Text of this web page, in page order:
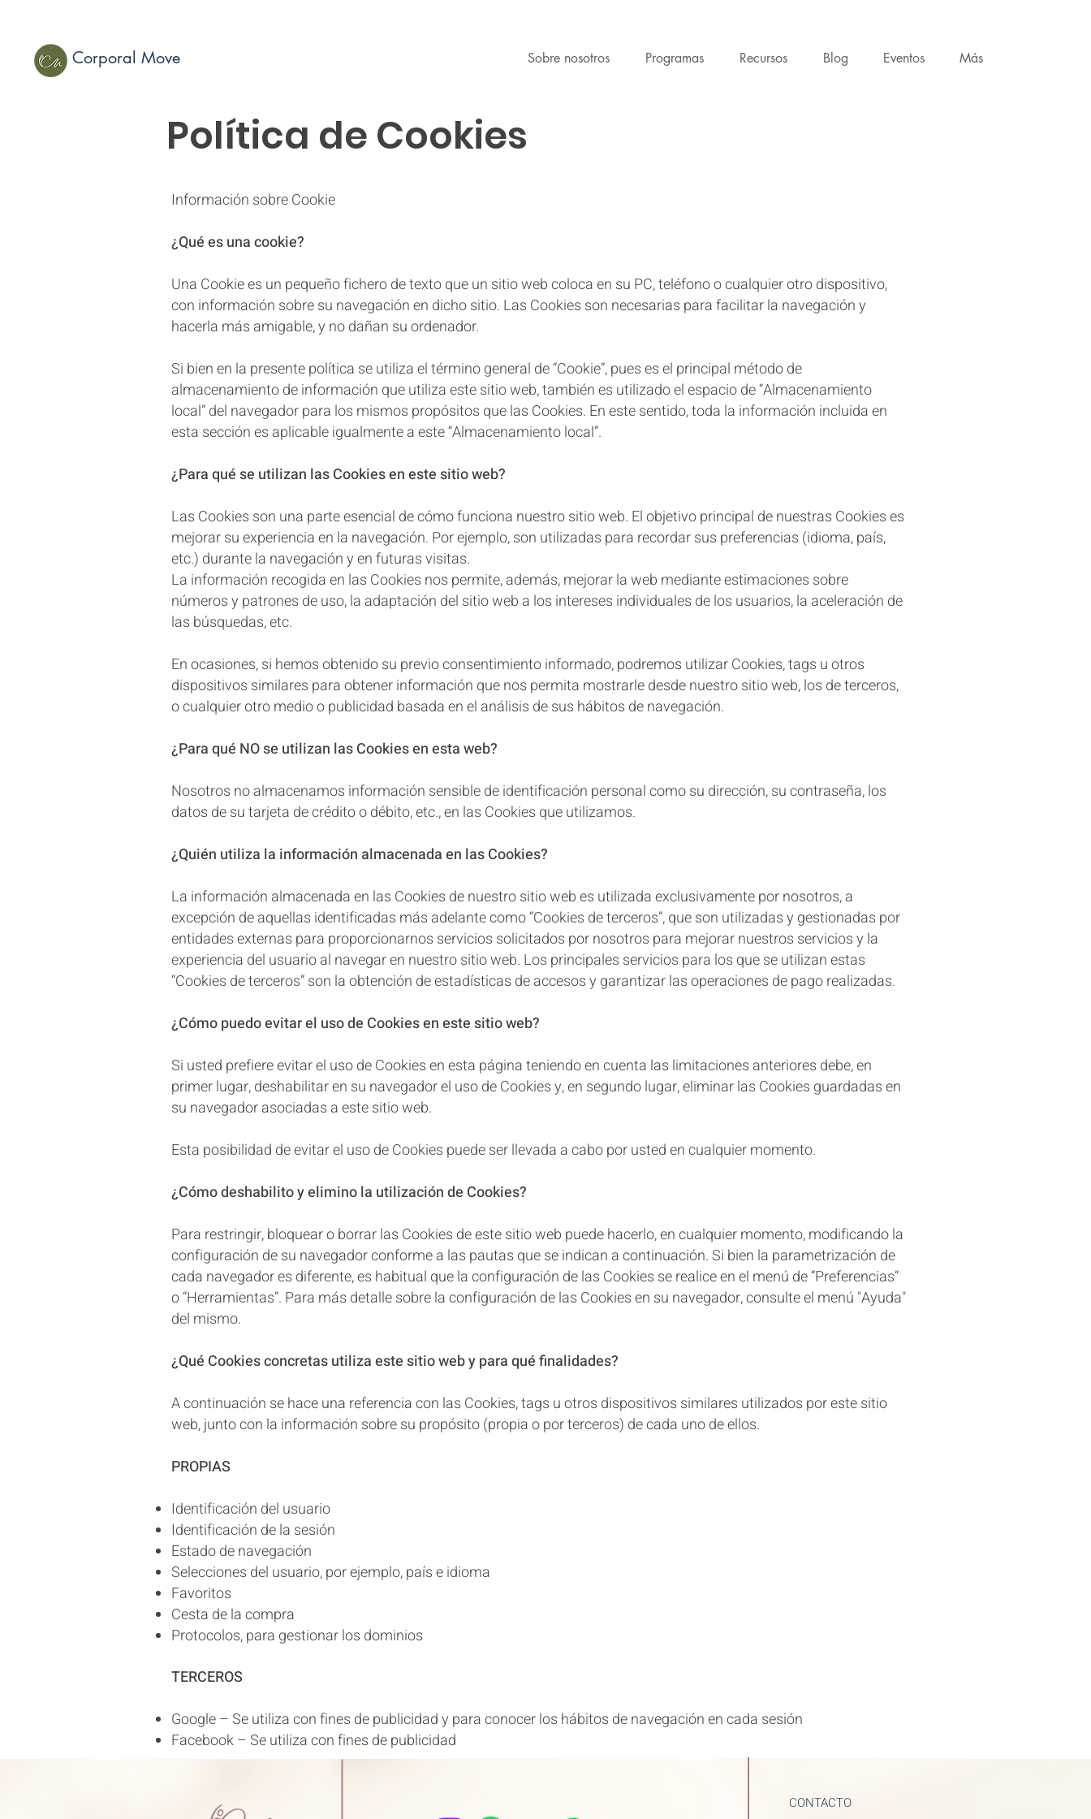
Corporal Move Sobre nosotros Programas Recursos Blog Eventos Más
Política de Cookies
Información sobre Cookie
¿Qué es una cookie?
Una Cookie es un pequeño fichero de texto que un sitio web coloca en su PC, teléfono o cualquier otro dispositivo,
con información sobre su navegación en dicho sitio. Las Cookies son necesarias para facilitar la navegación y
hacerla más amigable, y no dañan su ordenador.
Si bien en la presente política se utiliza el término general de “Cookie”, pues es el principal método de
almacenamiento de información que utiliza este sitio web, también es utilizado el espacio de “Almacenamiento
local” del navegador para los mismos propósitos que las Cookies. En este sentido, toda la información incluida en
esta sección es aplicable igualmente a este “Almacenamiento local”.
¿Para qué se utilizan las Cookies en este sitio web?
Las Cookies son una parte esencial de cómo funciona nuestro sitio web. El objetivo principal de nuestras Cookies es
mejorar su experiencia en la navegación. Por ejemplo, son utilizadas para recordar sus preferencias (idioma, país,
etc.) durante la navegación y en futuras visitas.
La información recogida en las Cookies nos permite, además, mejorar la web mediante estimaciones sobre
números y patrones de uso, la adaptación del sitio web a los intereses individuales de los usuarios, la aceleración de
las búsquedas, etc.
En ocasiones, si hemos obtenido su previo consentimiento informado, podremos utilizar Cookies, tags u otros
dispositivos similares para obtener información que nos permita mostrarle desde nuestro sitio web, los de terceros,
o cualquier otro medio o publicidad basada en el análisis de sus hábitos de navegación.
¿Para qué NO se utilizan las Cookies en esta web?
Nosotros no almacenamos información sensible de identificación personal como su dirección, su contraseña, los
datos de su tarjeta de crédito o débito, etc., en las Cookies que utilizamos.
¿Quién utiliza la información almacenada en las Cookies?
La información almacenada en las Cookies de nuestro sitio web es utilizada exclusivamente por nosotros, a
excepción de aquellas identificadas más adelante como “Cookies de terceros”, que son utilizadas y gestionadas por
entidades externas para proporcionarnos servicios solicitados por nosotros para mejorar nuestros servicios y la
experiencia del usuario al navegar en nuestro sitio web. Los principales servicios para los que se utilizan estas
“Cookies de terceros” son la obtención de estadísticas de accesos y garantizar las operaciones de pago realizadas.
¿Cómo puedo evitar el uso de Cookies en este sitio web?
Si usted prefiere evitar el uso de Cookies en esta página teniendo en cuenta las limitaciones anteriores debe, en
primer lugar, deshabilitar en su navegador el uso de Cookies y, en segundo lugar, eliminar las Cookies guardadas en
su navegador asociadas a este sitio web.
Esta posibilidad de evitar el uso de Cookies puede ser llevada a cabo por usted en cualquier momento.
¿Cómo deshabilito y elimino la utilización de Cookies?
Para restringir, bloquear o borrar las Cookies de este sitio web puede hacerlo, en cualquier momento, modificando la
configuración de su navegador conforme a las pautas que se indican a continuación. Si bien la parametrización de
cada navegador es diferente, es habitual que la configuración de las Cookies se realice en el menú de “Preferencias”
o “Herramientas”. Para más detalle sobre la configuración de las Cookies en su navegador, consulte el menú "Ayuda"
del mismo.
¿Qué Cookies concretas utiliza este sitio web y para qué finalidades?
A continuación se hace una referencia con las Cookies, tags u otros dispositivos similares utilizados por este sitio
web, junto con la información sobre su propósito (propia o por terceros) de cada uno de ellos.
PROPIAS
Identificación del usuario
Identificación de la sesión
Estado de navegación
Selecciones del usuario, por ejemplo, país e idioma
Favoritos
Cesta de la compra
Protocolos, para gestionar los dominios​
TERCEROS
Google – Se utiliza con fines de publicidad y para conocer los hábitos de navegación en cada sesión
Facebook – Se utiliza con fines de publicidad
CONTACTO